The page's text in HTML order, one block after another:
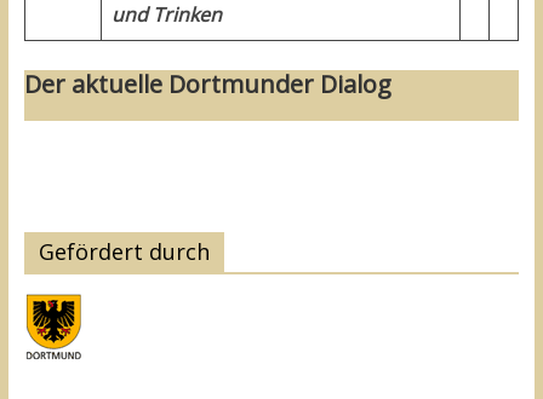
und Trinken
Der aktuelle Dortmunder Dialog
Gefördert durch